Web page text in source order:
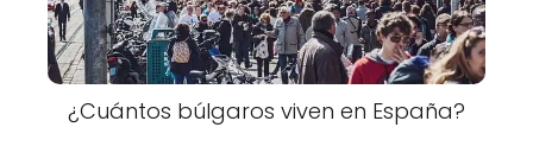
¿Cuántos búlgaros viven en España?